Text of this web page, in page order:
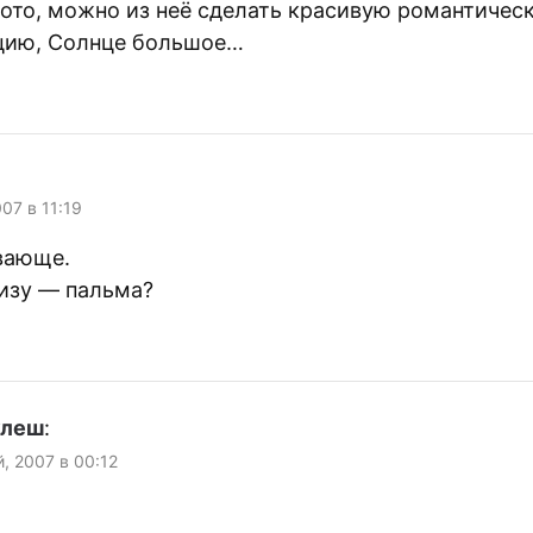
можно из неё сделать красивую
Солнце большое…
в 11:19
— пальма?
:
2007 в 00:12